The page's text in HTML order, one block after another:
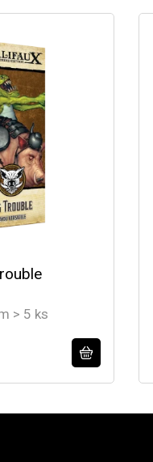
> 5 ks